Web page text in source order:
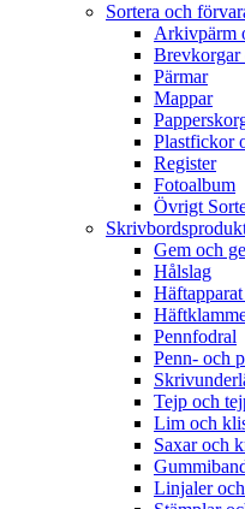
Sortera och
Arkivpärm
Brevkorgar
Pärmar
Mappar
Plastfickor
Register
Fotoalbum
Övrigt
Gem och
Hålslag
Pennfodral
Penn- och
Tejp och
Lim och
Saxar och
Linjaler